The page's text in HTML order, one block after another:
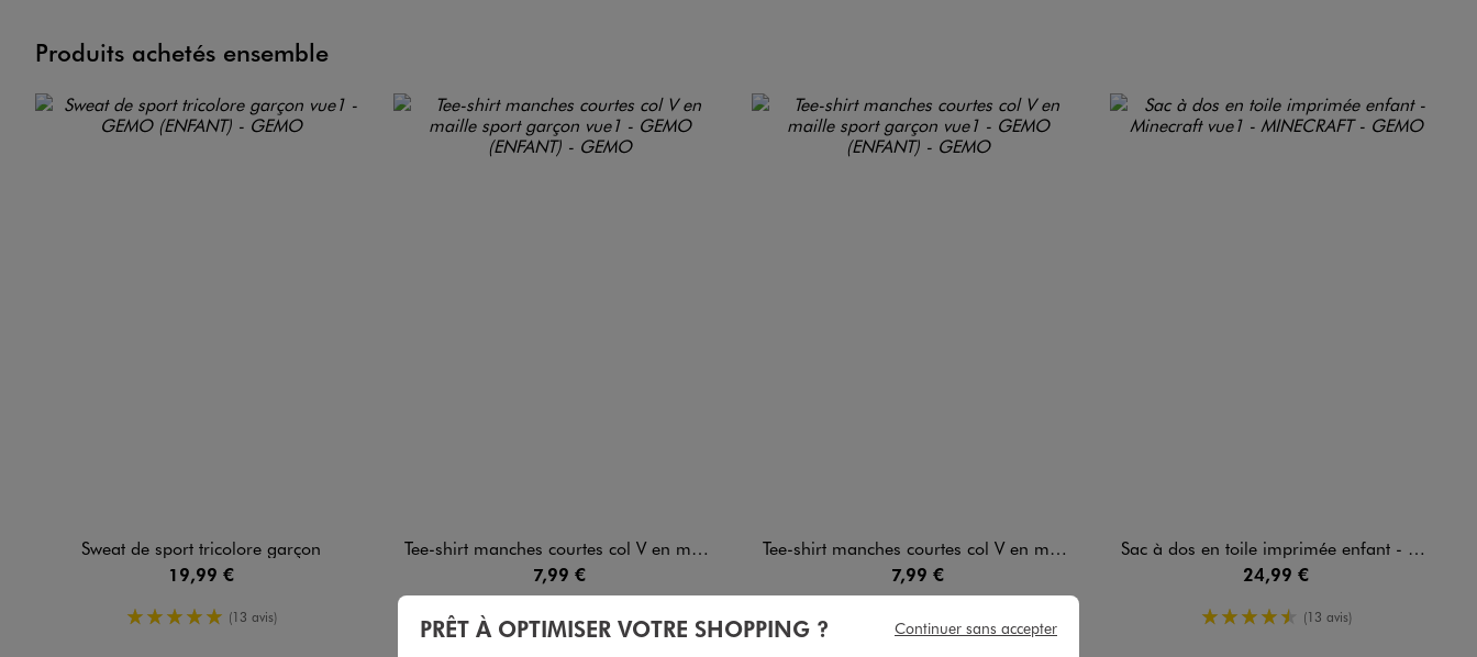
Produits achetés ensemble
Sweat de sport tricolore garçon
19,99 €
5/5 de moyenne
(13 avis)
Tee-shirt manches courtes col V en maille sport garçon
7,99 €
5/5 de moyenne
Tee-shirt manches courtes col V en maille sport garçon
7,99 €
Sac à dos en toile imprimée enfant - Minecraft
24,99 €
4.5/5 de moyenne
(13 avis)
PRÊT À OPTIMISER VOTRE SHOPPING ? Continuer sans accepter